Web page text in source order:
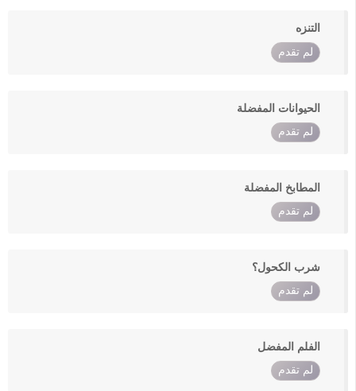
التنزه
لم تقدم
الحيوانات المفضلة
لم تقدم
المطابخ المفضلة
لم تقدم
شرب الكحول؟
لم تقدم
الفلم المفضل
لم تقدم